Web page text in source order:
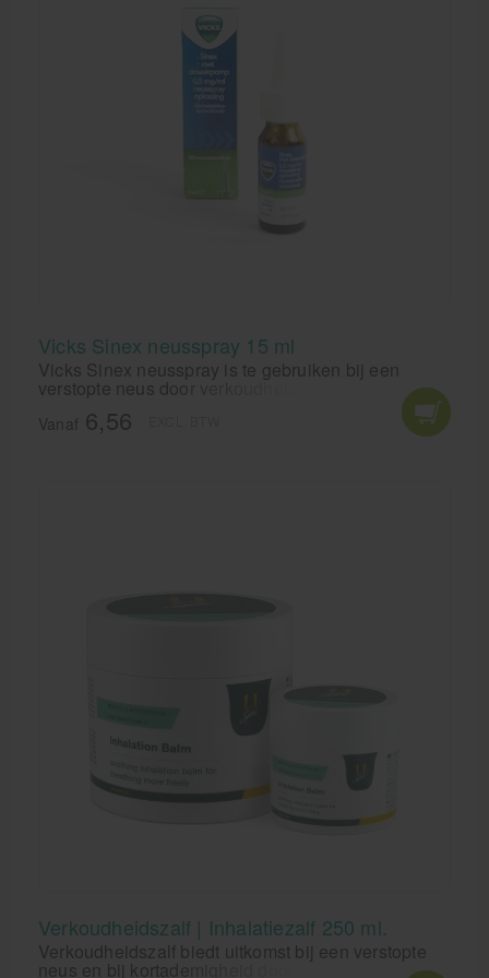
Vicks Sinex neusspray 15 ml
Vicks Sinex neusspray is te gebruiken bij een
verstopte neus door verkoudheid. Ook geschikt voor
gebruik bij middenoorontsteking en
bijholteontsteking.
Vanaf 6,56
Verkoudheidszalf | Inhalatiezalf 250 ml.
Verkoudheidszalf biedt uitkomst bij een verstopte
neus en bij kortademigheid door verkoudheid.